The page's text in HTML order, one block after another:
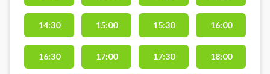
Svømmehallen. Du finder gratis
parkering tæt ved grusbanerne op
ved Solbjerg Hallen på
Kærgårdsvej 4, 8355 Solbjerg -
nemt for tennisspillere i bil fra
14:30 15:00 15:30 16:00
16:30 17:00 17:30 18:00